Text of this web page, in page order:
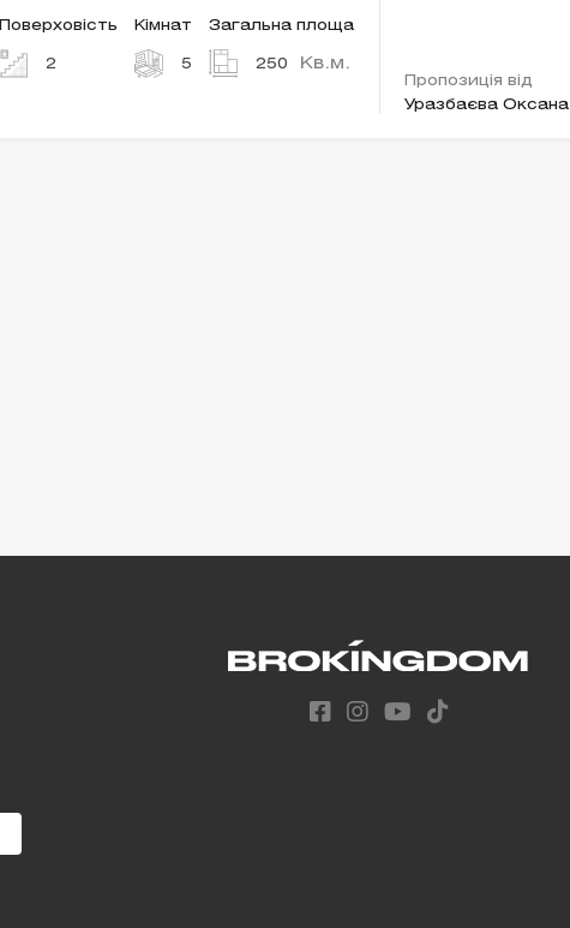
Поверховість
2
Кімнат
5
Загальна площа
250 Кв.м.
Пропозиція від
Уразбаєва Оксана